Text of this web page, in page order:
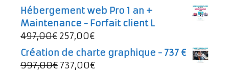
Hébergement web Pro 1 an +
Maintenance - Forfait client L
497,00€ Le
prix
initial
257,00€Le
prix
actuel
Création de charte graphique - 737 €
997,00€ Le
737,00€Le